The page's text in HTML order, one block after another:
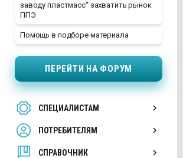
заводу пластмасс" захватить рынок
ППЭ
Помощь в подборе материала
ПЕРЕЙТИ НА ФОРУМ
СПЕЦИАЛИСТАМ
ПОТРЕБИТЕЛЯМ
СПРАВОЧНИК